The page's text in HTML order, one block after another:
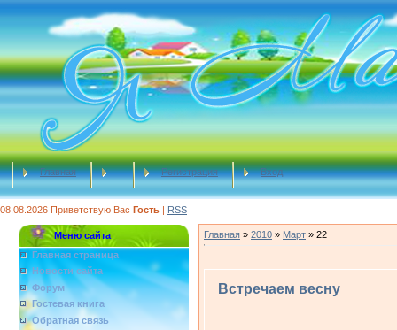
Главная Регистрация Вход
08.08.2026 Приветствую Вас Гость | RSS
Меню сайта
Главная страница
Новости сайта
Форум
Гостевая книга
Обратная связь
Главная » 2010 » Март » 22
Встречаем весну